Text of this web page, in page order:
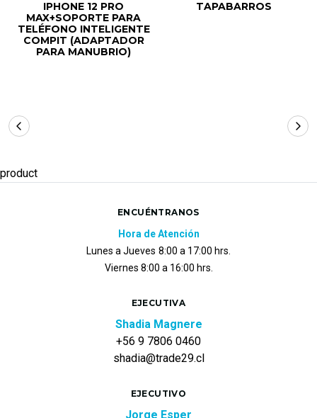
IPHONE 12 PRO
MAX+SOPORTE PARA
TELÉFONO INTELIGENTE
COMPIT (ADAPTADOR
PARA MANUBRIO)
TAPABARROS
product
ENCUÉNTRANOS
Hora de Atención
Lunes a Jueves 8:00 a 17:00 hrs.
Viernes 8:00 a 16:00 hrs.
EJECUTIVA
Shadia Magnere
+56 9 7806 0460
shadia@trade29.cl
EJECUTIVO
Jorge Esper